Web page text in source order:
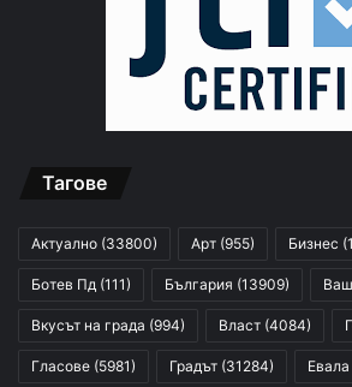
Тагове
Актуално (33800) Арт (955) Бизнес
Ботев Пд (111) България (13909)
Вкусът на града (994) Власт (4084)
Гласове (5981) Градът (31284) Евала